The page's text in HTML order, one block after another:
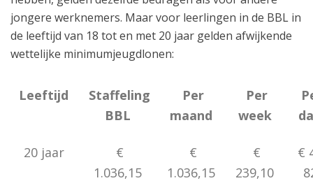
jongere werknemers. Maar voor leerlingen in de BBL in
de leeftijd van 18 tot en met 20 jaar gelden afwijkende
wettelijke minimumjeugdlonen:
Leeftijd
Staffeling
BBL
Per
maand
Per
week
20 jaar
€
1.036,15
€
1.036,15
€
239,10
€